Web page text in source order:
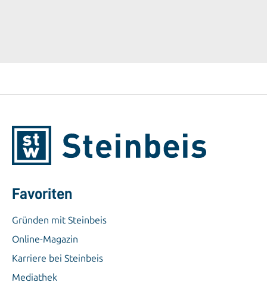
Favoriten
Gründen mit Steinbeis
Online-Magazin
Karriere bei Steinbeis
Mediathek